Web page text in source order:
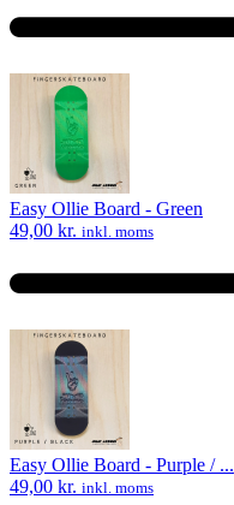
navigation
Previous
product:
Easy Ollie Board - Green
49,00 kr. inkl. moms
Next
product:
Easy Ollie Board - Purple / ...
49,00 kr. inkl. moms